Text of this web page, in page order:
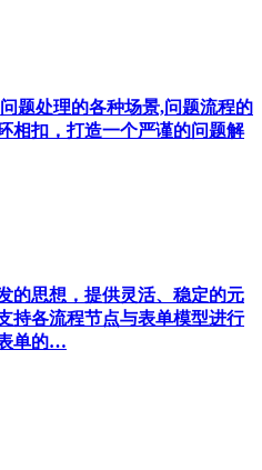
题处理的各种场景,问题流程的
相扣，打造一个严谨的问题解
的思想，提供灵活、稳定的元
持各流程节点与表单模型进行
单的…